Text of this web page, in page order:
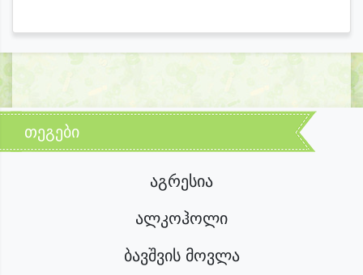
თეგები
აგრესია
ალკოჰოლი
ბავშვის მოვლა